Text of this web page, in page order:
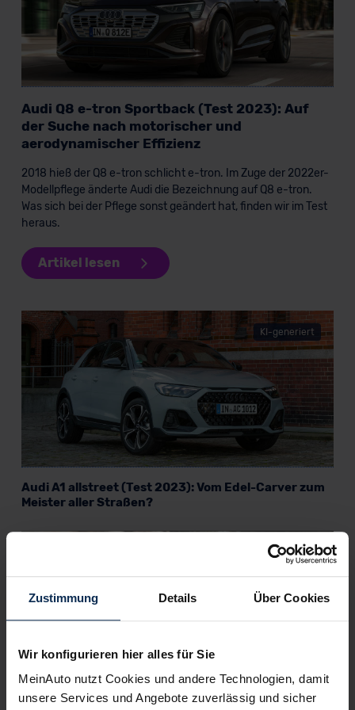
Zustimmung Details Über Cookies
Wir konfigurieren hier alles für Sie
MeinAuto nutzt Cookies und andere Technologien, damit
unsere Services und Angebote zuverlässig und sicher
Audi Q8 e-tron Sportback (Test 2023): Auf
der Suche nach motorischer und
aerodynamischer Effizienz
2018 hieß der Q8 e-tron schlicht e-tron. Im Zuge der 2022er-
Modellpflege änderte Audi die Bezeichnung auf Q8 e-tron.
Was sich bei der Pflege sonst geändert hat, finden wir im Test
heraus.
Artikel lesen
KI-generiert
Audi A1 allstreet (Test 2023): Vom Edel-Carver zum
Meister aller Straßen?
KI-generiert